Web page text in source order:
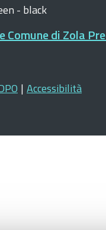
di Zola
| Accessibilità